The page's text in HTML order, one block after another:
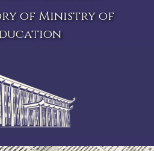
of Ministry of